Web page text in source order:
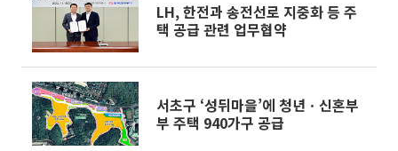
LH, 한전과 송전선로 지중화 등 주
택 공급 관련 업무협약
서초구 ‘성뒤마을’에 청년ㆍ신혼부
부 주택 940가구 공급